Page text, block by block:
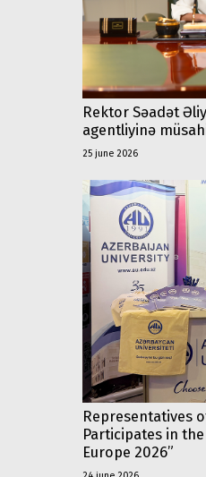
Rektor Səadət
agentliyinə
25 june 2026
Representatives
Participates in
Europe 2026”